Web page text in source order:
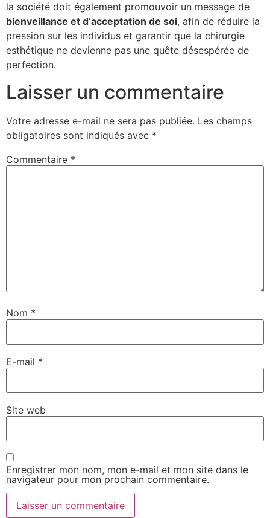
la société doit également promouvoir un message de
bienveillance et d‘acceptation de soi, afin de réduire la
pression sur les individus et garantir que la chirurgie
esthétique ne devienne pas une quête désespérée de
perfection.
Laisser un commentaire
Votre adresse e-mail ne sera pas publiée. Les champs
obligatoires sont indiqués avec *
Commentaire *
Nom *
E-mail *
Site web
Enregistrer mon nom, mon e-mail et mon site dans le
navigateur pour mon prochain commentaire.